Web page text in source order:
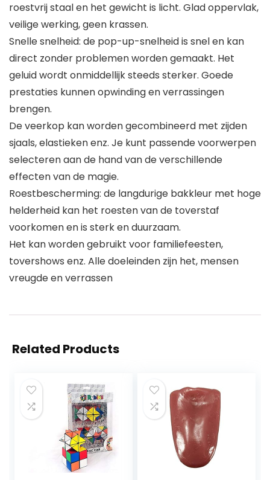
roestvrij staal en het gewicht is licht. Glad oppervlak,
veilige werking, geen krassen.
Snelle snelheid: de pop-up-snelheid is snel en kan
direct zonder problemen worden gemaakt. Het
geluid wordt onmiddellijk steeds sterker. Goede
prestaties kunnen opwinding en verrassingen
brengen.
De veerkop kan worden gecombineerd met zijden
sjaals, elastieken enz. Je kunt passende voorwerpen
selecteren aan de hand van de verschillende
effecten van de magie.
Roestbescherming: de langdurige bakkleur met hoge
helderheid kan het roesten van de toverstaf
voorkomen en is sterk en duurzaam.
Het kan worden gebruikt voor familiefeesten,
tovershows enz. Alle doeleinden zijn het, mensen
vreugde en verrassen
Related Products